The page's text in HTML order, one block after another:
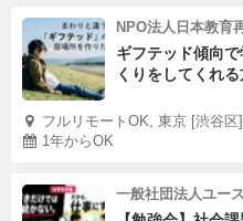
NPO法人日本教育
ギフテッド傾向
くりをしてくれ
フルリモートOK, 東京 [渋谷区]
1年からOK
一般社団法人ユー